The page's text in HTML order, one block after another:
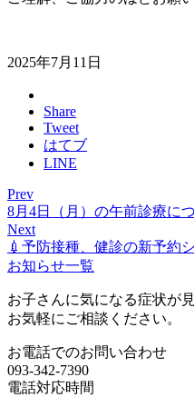
2025年7月11日
Share
Tweet
はてブ
LINE
Prev
8月4日（月）の午前診療に
Next
💉予防接種、健診の新予約
お知らせ一覧
お子さんに気になる症状が
お気軽にご相談ください。
お電話でのお問い合わせ
093-342-7390
電話対応時間